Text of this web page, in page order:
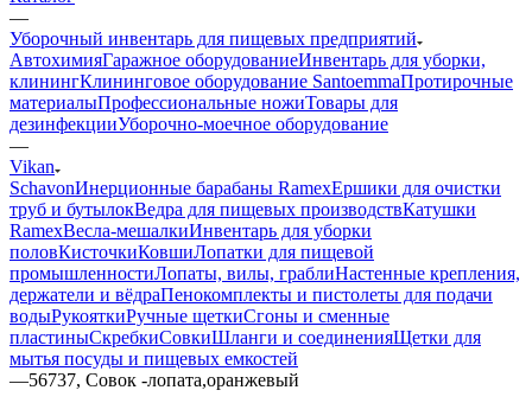
—
Уборочный инвентарь для пищевых предприятий
АвтохимияГаражное оборудованиеИнвентарь для уборки,
клинингКлининговое оборудование SantoemmaПротирочные
материалыПрофессиональные ножиТовары для
дезинфекцииУборочно-моечное оборудование
—
Vikan
SchavonИнерционные барабаны RamexЕршики для очистки
труб и бутылокВедра для пищевых производствКатушки
RamexВесла-мешалкиИнвентарь для уборки
половКисточкиКовшиЛопатки для пищевой
промышленностиЛопаты, вилы, граблиНастенные крепления,
держатели и вёдраПенокомплекты и пистолеты для подачи
водыРукояткиРучные щеткиСгоны и сменные
пластиныСкребкиСовкиШланги и соединенияЩетки для
мытья посуды и пищевых емкостей
—56737, Совок -лопата,оранжевый